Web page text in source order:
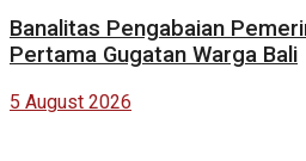
Banalitas Pengabaian
Pertama Gugatan Warga Bali
5 August 2026